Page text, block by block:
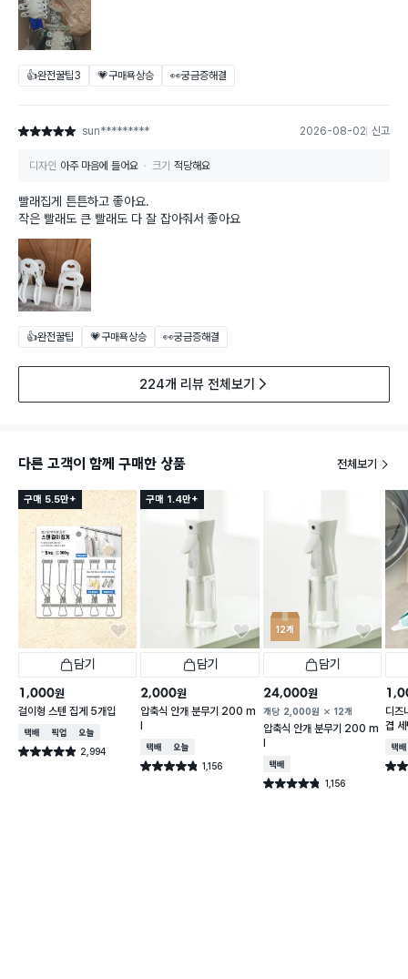
👍완전꿀팁3 💗구매욕상승 👀궁금증해결
별점 5점 sun********* 2026-08-02 신고
디자인 아주 마음에 들어요 크기 적당해요
빨래집게 튼튼하고 좋아요.
작은 빨래도 큰 빨래도 다 잘 잡아줘서 좋아요
👍완전꿀팁 💗구매욕상승 👀궁금증해결
224개 리뷰 전체보기
다른 고객이 함께 구매한 상품 전체보기
구매 5.5만+
담기
1,000원
걸이형 스텐 집게 5개입
택배배송매장픽업오늘배송
별점 4.9점 2,994
건 작성
구매 1.4만+
담기
2,000원
압축식 안개 분무기 200 m
택배배송오늘배송
별점 4.8점 1,156
건 작성
12개
담기
24,000원
개당 2,000원 12개
압축식 안개 분무기 200 m
택배배송
별점 4.8점 1,156
건 작성
디즈
겹
택배
별점